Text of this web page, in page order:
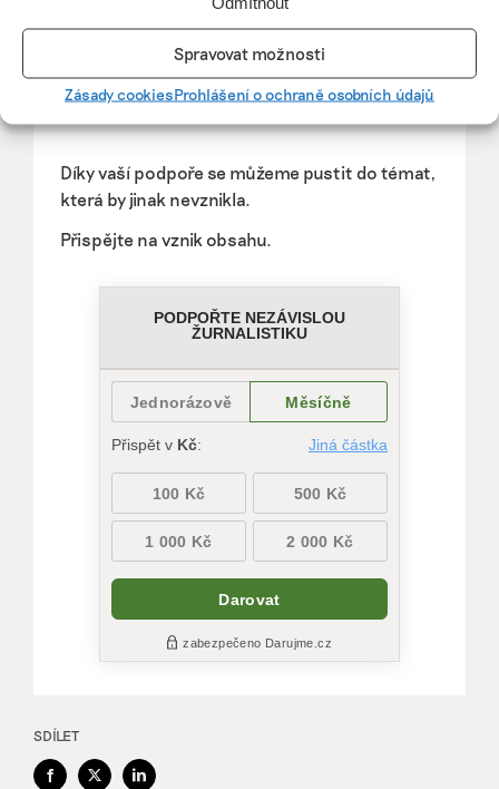
Spravovat možnosti
Zásady cookiesProhlášení o ochraně osobních údajů
Pomozte udržet důležité
informace dostupné všem.
Díky vaší podpoře se můžeme pustit do témat,
která by jinak nevznikla.
Přispějte na vznik obsahu.
SDÍLET
Facebook
X LinkedIn